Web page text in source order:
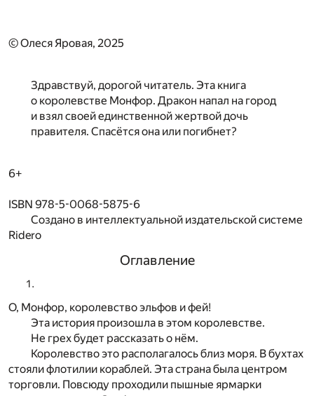
© Олеся Яровая, 2025
Здравствуй, дорогой читатель. Эта книга
о королевстве Монфор. Дракон напал на город
и взял своей единственной жертвой дочь
правителя. Спасётся она или погибнет?
6+
ISBN 978-5-0068-5875-6
Создано в интеллектуальной издательской системе
Ridero
Оглавление
О, Монфор, королевство эльфов и фей!
Эта история произошла в этом королевстве.
Не грех будет рассказать о нём.
Королевство это располагалось близ моря. В бухтах
стояли флотилии кораблей. Эта страна была центром
торговли. Повсюду проходили пышные ярмарки